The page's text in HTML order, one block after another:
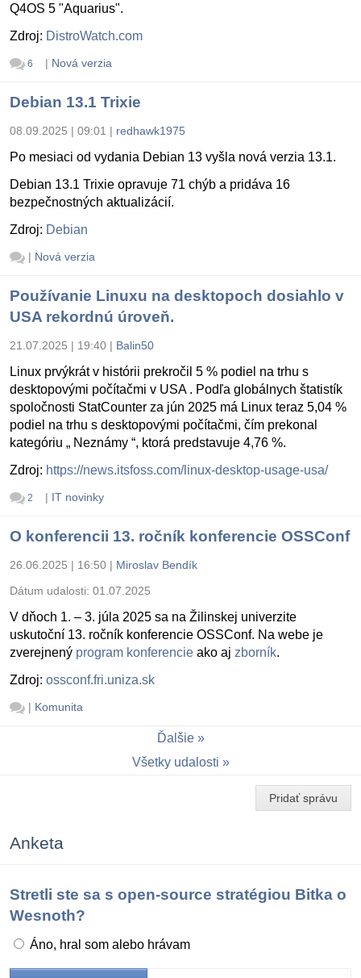
Q4OS 5 "Aquarius".
Zdroj: DistroWatch.com
6 | Nová verzia
Debian 13.1 Trixie
08.09.2025 | 09:01 | redhawk1975
Po mesiaci od vydania Debian 13 vyšla nová verzia 13.1.
Debian 13.1 Trixie opravuje 71 chýb a pridáva 16
bezpečnostných aktualizácií.
Zdroj: Debian
| Nová verzia
Používanie Linuxu na desktopoch dosiahlo v
USA rekordnú úroveň.
21.07.2025 | 19:40 | Balin50
Linux prvýkrát v histórii prekročil 5 % podiel na trhu s
desktopovými počítačmi v USA . Podľa globálnych štatistík
spoločnosti StatCounter za jún 2025 má Linux teraz 5,04 %
podiel na trhu s desktopovými počítačmi, čím prekonal
kategóriu „ Neznámy “, ktorá predstavuje 4,76 %.
Zdroj: https://news.itsfoss.com/linux-desktop-usage-usa/
2 | IT novinky
O konferencii 13. ročník konferencie OSSConf
26.06.2025 | 16:50 | Miroslav Bendík
Dátum udalosti: 01.07.2025
V dňoch 1. – 3. júla 2025 sa na Žilinskej univerzite
uskutoční 13. ročník konferencie OSSConf. Na webe je
zverejnený program konferencie ako aj zborník.
Zdroj: ossconf.fri.uniza.sk
| Komunita
Ďalšie
Všetky udalosti
Pridať správu
Anketa
Stretli ste sa s open-source stratégiou Bitka o
Wesnoth?
Áno, hral som alebo hrávam